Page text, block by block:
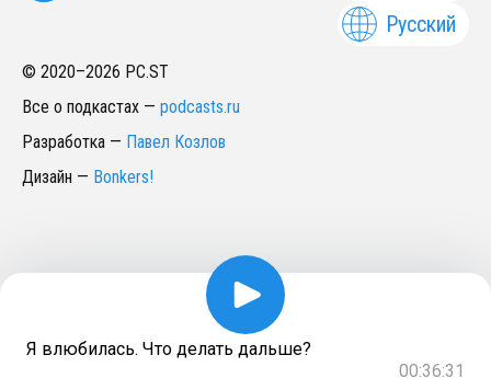
Русский
© 2020–2026 PC.ST
Все о подкастах — podcasts.ru
Разработка — Павел Козлов
Дизайн — Bonkers!
Я влюбилась. Что делать дальше?
00:36:31